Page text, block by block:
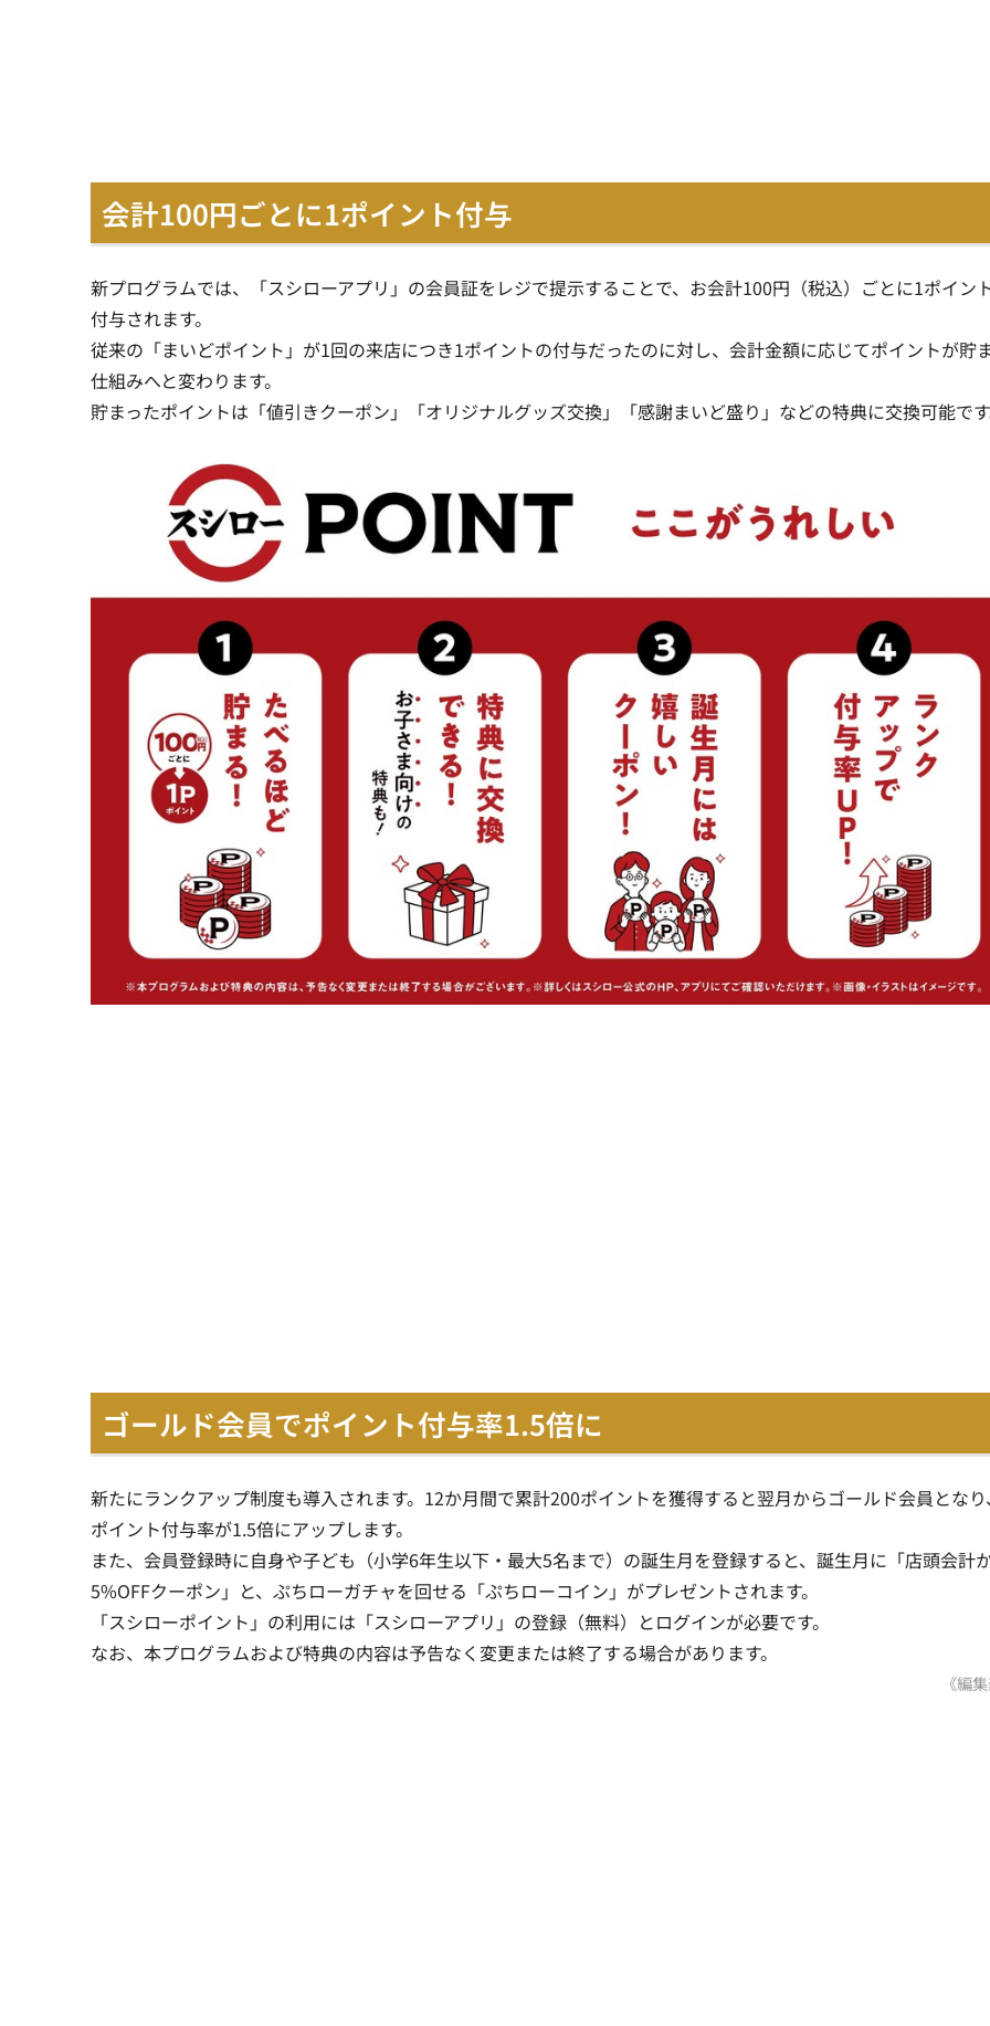
会計100円ごとに1ポイント付与
新プログラムでは、「スシローアプリ」の会員証をレジで提示することで、お会計100円（税込）ごとに1ポイン
付与されます。
従来の「まいどポイント」が1回の来店につき1ポイントの付与だったのに対し、会計金額に応じてポイントが貯
仕組みへと変わります。
貯まったポイントは「値引きクーポン」「オリジナルグッズ交換」「感謝まいど盛り」などの特典に交換可能で
ゴールド会員でポイント付与率1.5倍に
新たにランクアップ制度も導入されます。12か月間で累計200ポイントを獲得すると翌月からゴールド会員とな
ポイント付与率が1.5倍にアップします。
また、会員登録時に自身や子ども（小学6年生以下・最大5名まで）の誕生月を登録すると、誕生月に「店頭会計
5%OFFクーポン」と、ぷちローガチャを回せる「ぷちローコイン」がプレゼントされます。
「スシローポイント」の利用には「スシローアプリ」の登録（無料）とログインが必要です。
なお、本プログラムおよび特典の内容は予告なく変更または終了する場合があります。
《編